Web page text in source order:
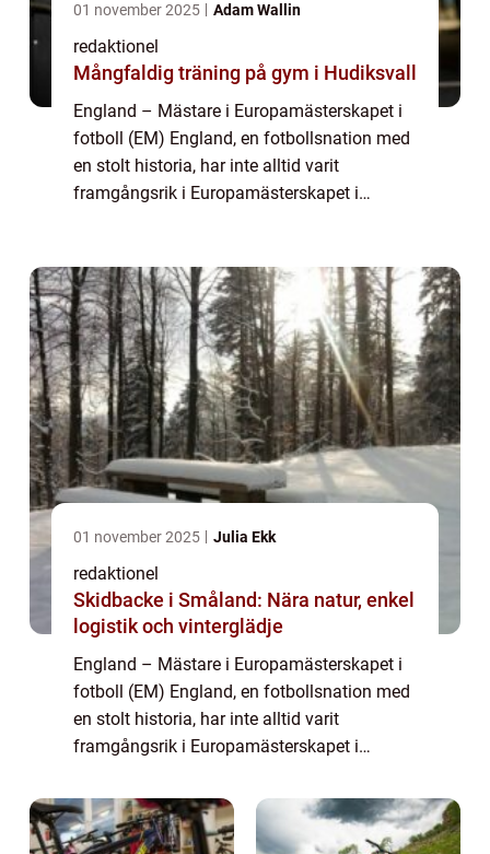
01 november 2025 Adam Wallin
redaktionel
Mångfaldig träning på gym i Hudiksvall
England – Mästare i Europamästerskapet i
fotboll (EM) England, en fotbollsnation med
en stolt historia, har inte alltid varit
framgångsrik i Europamästerskapet i
01 november 2025 Julia Ekk
redaktionel
Skidbacke i Småland: Nära natur, enkel
logistik och vinterglädje
England – Mästare i Europamästerskapet i
fotboll (EM) England, en fotbollsnation med
en stolt historia, har inte alltid varit
framgångsrik i Europamästerskapet i
nationerna inom sporten, tog det d...